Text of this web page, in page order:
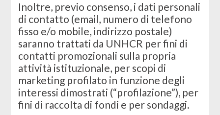
Inoltre, previo consenso, i dati personali
di contatto (email, numero di telefono
fisso e/o mobile, indirizzo postale)
saranno trattati da UNHCR per fini di
contatti promozionali sulla propria
attività istituzionale, per scopi di
marketing profilato in funzione degli
interessi dimostrati (“profilazione”), per
fini di raccolta di fondi e per sondaggi.